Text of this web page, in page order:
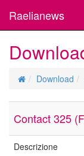
Raelianews
Download
Contact 325
Descrizione